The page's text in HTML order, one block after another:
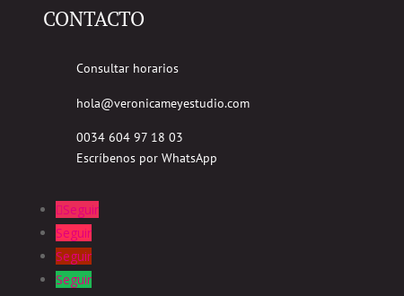
CONTACTO
Consultar horarios
hola@veronicameyestudio.com
0034 604 97 18 03
Escríbenos por WhatsApp
Seguir
Seguir
Seguir
Seguir